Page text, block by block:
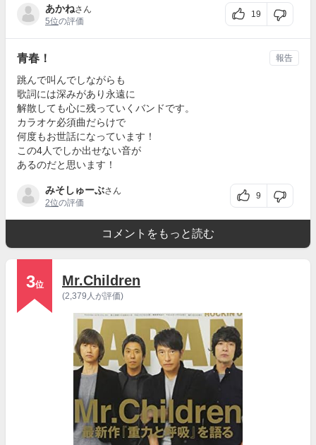
あかねさん
5位の評価
19
青春！
跳んで叫んでしながらも
歌詞には深みがあり永遠に
解散しても心に残っていくバンドです。
カラオケ必須曲だらけで
何度もお世話になっています！
この4人でしか出せない音が
あるのだと思います！
みそしゅーぶさん
2位の評価
9
報告
コメントをもっと読む
3位 Mr.Children
(2,379人が評価)